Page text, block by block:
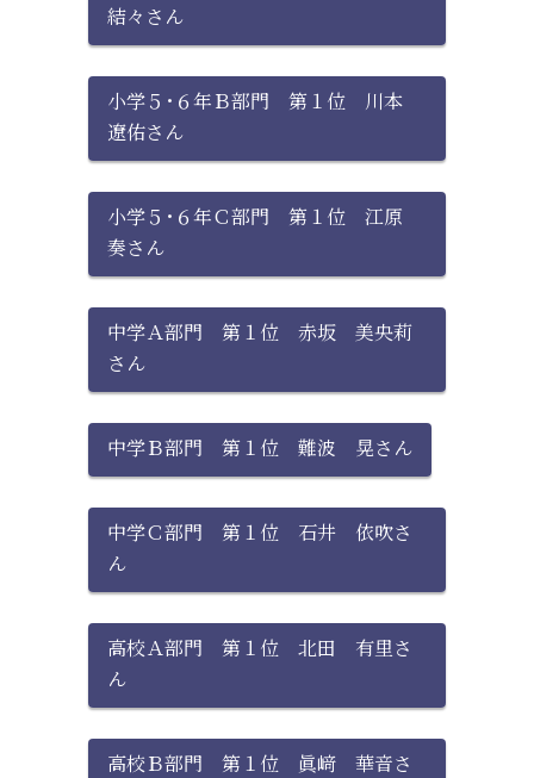
結々さん
小学５･６年Ｂ部門 第１位 川本
遼佑さん
小学５･６年Ｃ部門 第１位 江原
奏さん
中学Ａ部門 第１位 赤坂 美央莉
さん
中学Ｂ部門 第１位 難波 晃さん
中学Ｃ部門 第１位 石井 依吹さ
ん
高校Ａ部門 第１位 北田 有里さ
ん
高校Ｂ部門 第１位 眞﨑 華音さ